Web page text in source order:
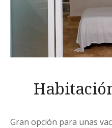
Gran opción para unas